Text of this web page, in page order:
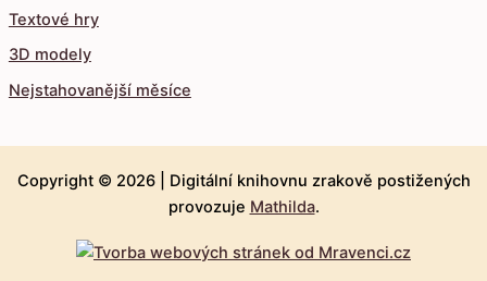
Textové hry
3D modely
Nejstahovanější měsíce
Copyright © 2026 | Digitální knihovnu zrakově postižených
provozuje Mathilda.